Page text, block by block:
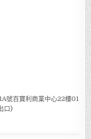
號百寶利商業中心22樓01
口)